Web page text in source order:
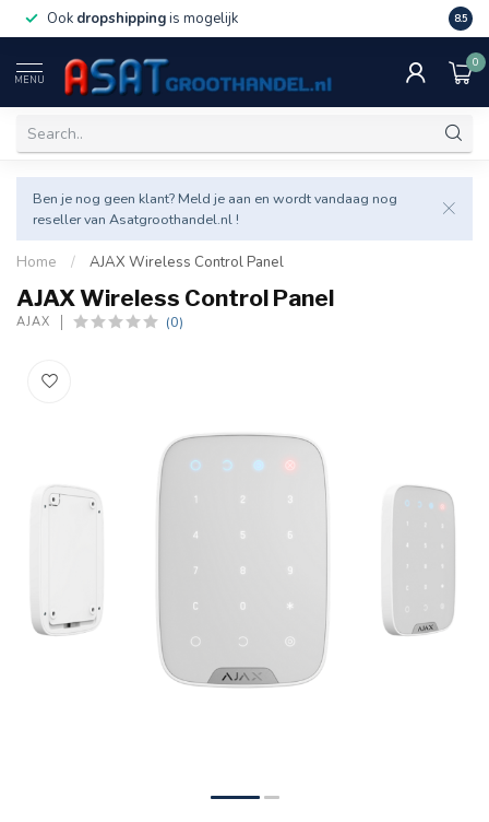
Ook dropshippingis mogelijk Veel
8.5
MENU
0
Ben je nog geen klant? Meld je aan en wordt vandaag nog
reseller van Asatgroothandel.nl !
Home / AJAX Wireless Control Panel
AJAX Wireless Control Panel
AJAX (0)